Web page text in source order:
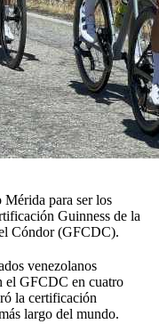
Mérida para ser los
Guinness de la
Cóndor (GFCDC).
venezolanos
el GFCDC en cuatro
la certificación
largo del mundo.